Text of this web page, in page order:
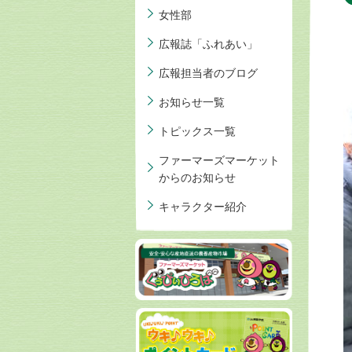
女性部
広報誌「ふれあい」
広報担当者のブログ
お知らせ一覧
トピックス一覧
ファーマーズマーケット
からのお知らせ
キャラクター紹介